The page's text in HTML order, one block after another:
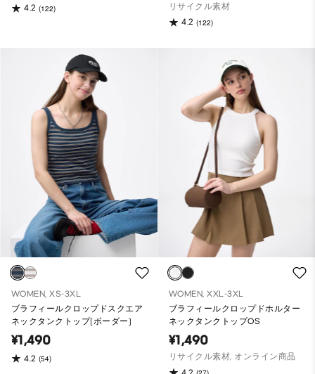
4.2 (122)
リサイクル素材
4.2 (122)
WOMEN, XS-3XL
ブラフィールクロップドスクエア
ネックタンクトップ(ボーダー)
¥1,490
4.2 (54)
WOMEN, XXL-3XL
ブラフィールクロップドホルター
ネックタンクトップOS
¥1,490
リサイクル素材, オンライン商品